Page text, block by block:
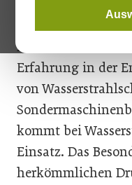
Innovation mit
Das
Erfahrung in der
von
kommt bei
Einsatz. Das
herkömmlichen